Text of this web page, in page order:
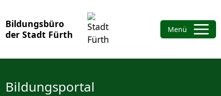
Bildungsbüro
der Stadt Fürth
Menü
Bildungsportal